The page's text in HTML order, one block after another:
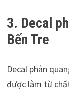
3. Decal
Bến Tre
Decal phản
được làm từ